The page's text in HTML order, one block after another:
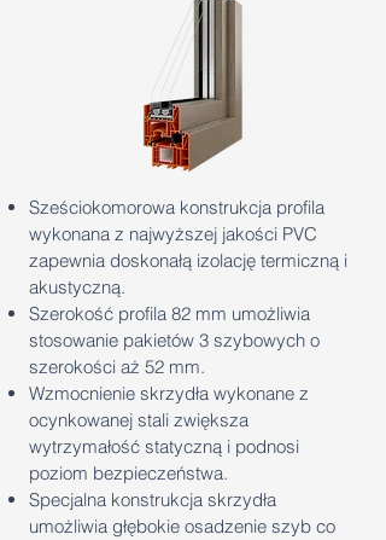
Sześciokomorowa konstrukcja profila
wykonana z najwyższej jakości PVC
zapewnia doskonałą izolację termiczną i
akustyczną.
Szerokość profila 82 mm umożliwia
stosowanie pakietów 3 szybowych o
szerokości aż 52 mm.
Wzmocnienie skrzydła wykonane z
ocynkowanej stali zwiększa
wytrzymałość statyczną i podnosi
poziom bezpieczeństwa.
Specjalna konstrukcja skrzydła
umożliwia głębokie osadzenie szyb co